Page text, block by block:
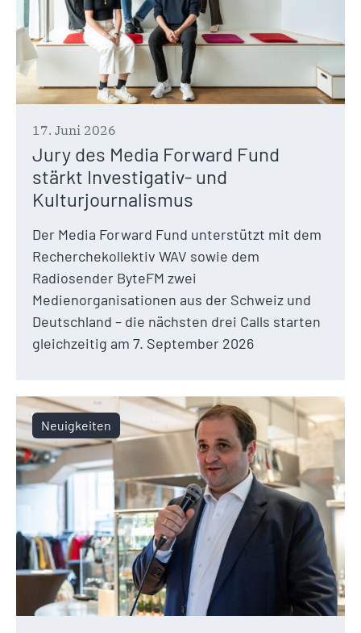
17. Juni 2026
Jury des Media Forward Fund
stärkt Investigativ- und
Kulturjournalismus
Der Media Forward Fund unterstützt mit dem
Recherchekollektiv WAV sowie dem
Radiosender ByteFM zwei
Medienorganisationen aus der Schweiz und
Deutschland – die nächsten drei Calls starten
gleichzeitig am 7. September 2026
Neuigkeiten